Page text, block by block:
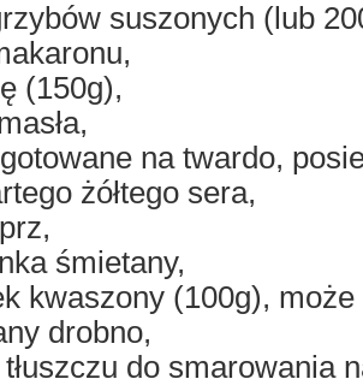
suszonych (lub
(150g),
na twardo,
żółtego sera,
śmietany,
kwaszony (100g), może
drobno,
tłuszczu do smarowania